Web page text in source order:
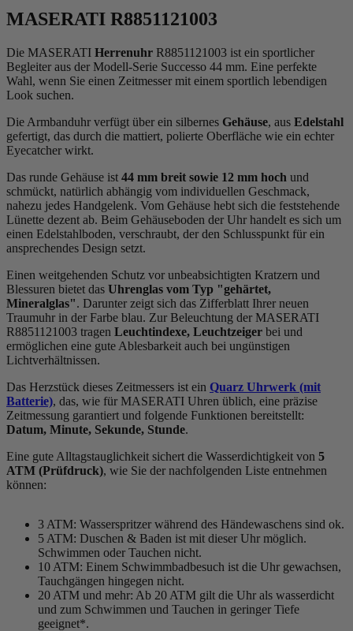
MASERATI R8851121003
Die MASERATI Herrenuhr R8851121003 ist ein sportlicher
Begleiter aus der Modell-Serie Successo 44 mm. Eine perfekte
Wahl, wenn Sie einen Zeitmesser mit einem sportlich lebendigen
Look suchen.
Die Armbanduhr verfügt über ein silbernes Gehäuse, aus Edelstahl
gefertigt, das durch die mattiert, polierte Oberfläche wie ein echter
Eyecatcher wirkt.
Das runde Gehäuse ist 44 mm breit sowie 12 mm hoch und
schmückt, natürlich abhängig vom individuellen Geschmack,
nahezu jedes Handgelenk. Vom Gehäuse hebt sich die feststehende
Lünette dezent ab. Beim Gehäuseboden der Uhr handelt es sich um
einen Edelstahlboden, verschraubt, der den Schlusspunkt für ein
ansprechendes Design setzt.
Einen weitgehenden Schutz vor unbeabsichtigten Kratzern und
Blessuren bietet das Uhrenglas vom Typ "gehärtet,
Mineralglas". Darunter zeigt sich das Zifferblatt Ihrer neuen
Traumuhr in der Farbe blau. Zur Beleuchtung der MASERATI
R8851121003 tragen Leuchtindexe, Leuchtzeiger bei und
ermöglichen eine gute Ablesbarkeit auch bei ungünstigen
Lichtverhältnissen.
Das Herzstück dieses Zeitmessers ist ein Quarz Uhrwerk (mit
Batterie), das, wie für MASERATI Uhren üblich, eine präzise
Zeitmessung garantiert und folgende Funktionen bereitstellt:
Datum, Minute, Sekunde, Stunde.
Eine gute Alltagstauglichkeit sichert die Wasserdichtigkeit von 5
ATM (Prüfdruck), wie Sie der nachfolgenden Liste entnehmen
können:
3 ATM: Wasserspritzer während des Händewaschens sind ok.
5 ATM: Duschen & Baden ist mit dieser Uhr möglich.
Schwimmen oder Tauchen nicht.
10 ATM: Einem Schwimmbadbesuch ist die Uhr gewachsen,
Tauchgängen hingegen nicht.
20 ATM und mehr: Ab 20 ATM gilt die Uhr als wasserdicht
und zum Schwimmen und Tauchen in geringer Tiefe
geeignet*.